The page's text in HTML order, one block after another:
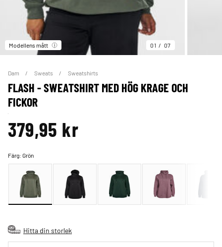
Modellens mått 01 07
Dam Sweats Sweatshirts
FLASH - SWEATSHIRT MED HÖG KRAGE OCH
FICKOR
379,95 kr
Färg:Grön
Hitta din storlek